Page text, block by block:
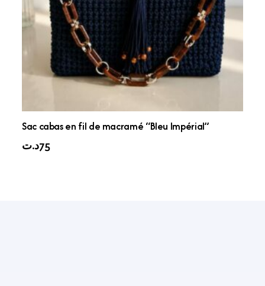
Sac cabas en fil de macramé “Bleu Impérial”
75د.ت